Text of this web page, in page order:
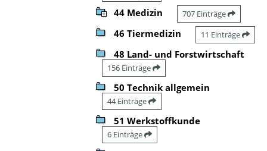
44 Medizin 707 Einträge
46 Tiermedizin 11 Einträge
48 Land- und Forstwirtschaft
156 Einträge
50 Technik allgemein
44 Einträge
51 Werkstoffkunde
6 Einträge